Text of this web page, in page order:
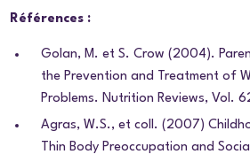
Références :
Golan, M. et S. Crow (2004).
the Prevention and Treatment of
Problems. Nutrition Reviews, Vol.
Agras, W.S., et coll. (2007)
Thin Body Preoccupation and